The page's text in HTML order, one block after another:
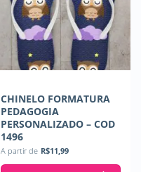
CHINELO FORMATURA
PEDAGOGIA
PERSONALIZADO – COD
1496
A partir de R$11,99